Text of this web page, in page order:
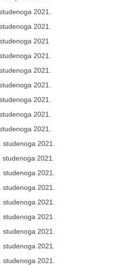
2021.
2021.
2021
2021.
2021.
2021.
2021.
2021.
2021.
2021.
2021.
2021.
2021.
2021.
2021.
2021.
2021.
2021.